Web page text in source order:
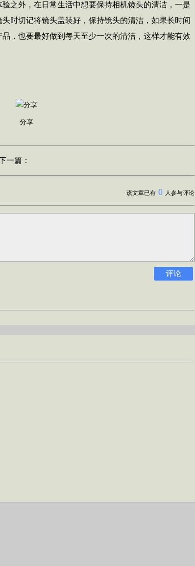
之外，在日常生活中想要保持相机镜头的清洁，一是
时切记将镜头盖装好，保持镜头的清洁，如果长时间
，也要最好做到每天至少一次的清洁，这样才能有效
分享
一篇：
该文章已有 0 人参与评论
评论